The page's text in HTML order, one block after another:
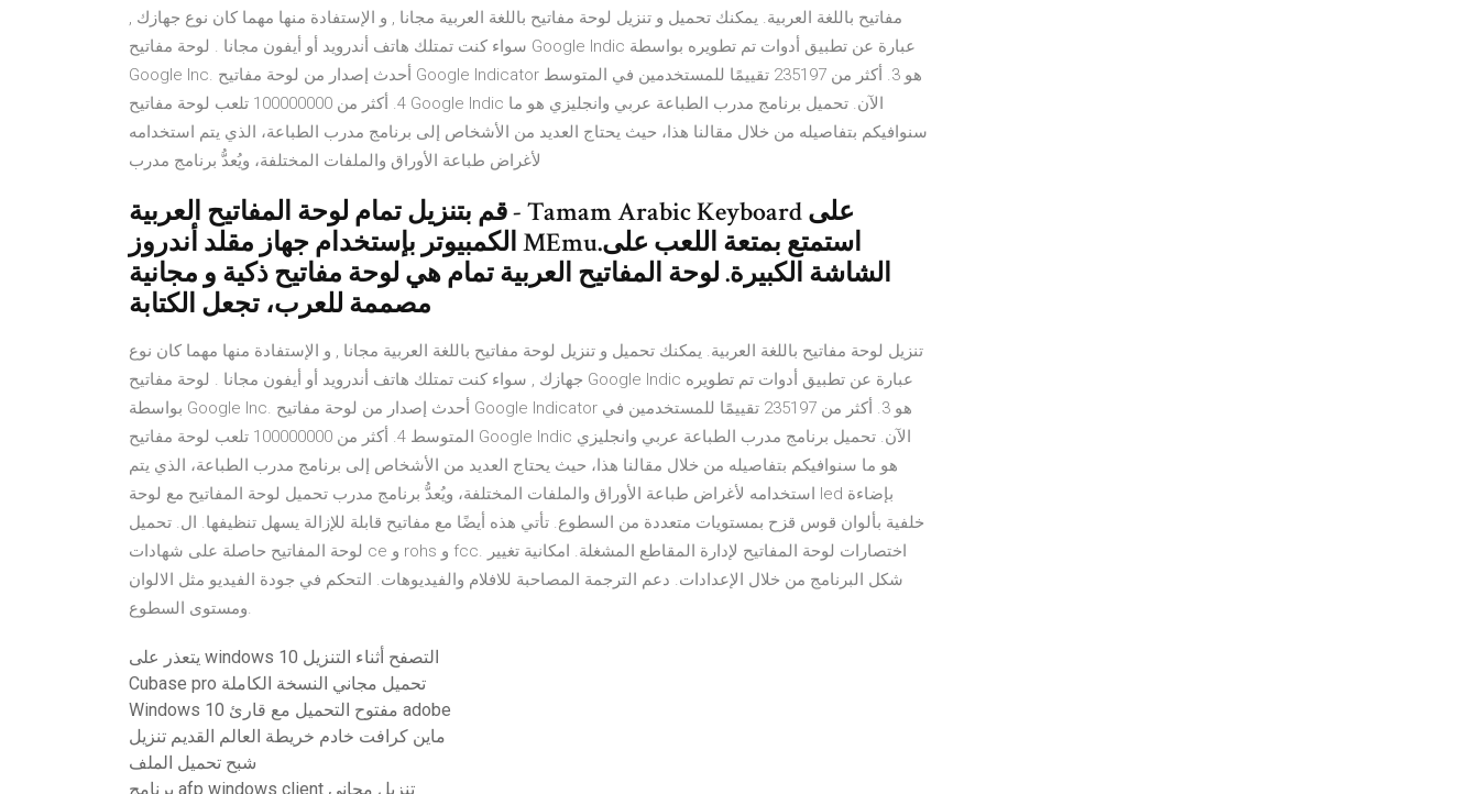
مفاتيح باللغة العربية. يمكنك تحميل و تنزيل لوحة مفاتيح باللغة العربية مجانا , و الإستفادة منها مهما كان نوع جهازك ,
سواء كنت تمتلك هاتف أندرويد أو أيفون مجانا . لوحة مفاتيح Google Indic عبارة عن تطبيق أدوات تم تطويره بواسطة
Google Inc. أحدث إصدار من لوحة مفاتيح Google Indicator هو 3. أكثر من 235197 تقييمًا للمستخدمين في المتوسط
4. أكثر من 100000000 تلعب لوحة مفاتيح Google Indic الآن. تحميل برنامج مدرب الطباعة عربي وانجليزي هو ما
سنوافيكم بتفاصيله من خلال مقالنا هذا، حيث يحتاج العديد من الأشخاص إلى برنامج مدرب الطباعة، الذي يتم استخدامه
لأغراض طباعة الأوراق والملفات المختلفة، ويُعدُّ برنامج مدرب
قم بتنزيل تمام لوحة المفاتيح العربية - Tamam Arabic Keyboard على
الكمبيوتر بإستخدام جهاز مقلد أندروز MEmu.استمتع بمتعة اللعب على
الشاشة الكبيرة. لوحة المفاتيح العربية تمام هي لوحة مفاتيح ذكية و مجانية
مصممة للعرب، تجعل الكتابة
تنزيل لوحة مفاتيح باللغة العربية. يمكنك تحميل و تنزيل لوحة مفاتيح باللغة العربية مجانا , و الإستفادة منها مهما كان نوع
جهازك , سواء كنت تمتلك هاتف أندرويد أو أيفون مجانا . لوحة مفاتيح Google Indic عبارة عن تطبيق أدوات تم تطويره
بواسطة Google Inc. أحدث إصدار من لوحة مفاتيح Google Indicator هو 3. أكثر من 235197 تقييمًا للمستخدمين في
المتوسط 4. أكثر من 100000000 تلعب لوحة مفاتيح Google Indic الآن. تحميل برنامج مدرب الطباعة عربي وانجليزي
هو ما سنوافيكم بتفاصيله من خلال مقالنا هذا، حيث يحتاج العديد من الأشخاص إلى برنامج مدرب الطباعة، الذي يتم
استخدامه لأغراض طباعة الأوراق والملفات المختلفة، ويُعدُّ برنامج مدرب تحميل لوحة المفاتيح مع لوحة led بإضاءة
خلفية بألوان قوس قزح بمستويات متعددة من السطوع. تأتي هذه أيضًا مع مفاتيح قابلة للإزالة يسهل تنظيفها. ال. تحميل
لوحة المفاتيح حاصلة على شهادات ce و rohs و fcc. اختصارات لوحة المفاتيح لإدارة المقاطع المشغلة. امكانية تغيير
شكل البرنامج من خلال الإعدادات. دعم الترجمة المصاحبة للافلام والفيديوهات. التحكم في جودة الفيديو مثل الالوان
ومستوى السطوع.
يتعذر على windows 10 التصفح أثناء التنزيل
Cubase pro تحميل مجاني النسخة الكاملة
Windows 10 مفتوح التحميل مع قارئ adobe
ماين كرافت خادم خريطة العالم القديم تنزيل
شبح تحميل الملف
برنامج afp windows client تنزيل مجاني